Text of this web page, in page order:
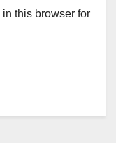
this browser for